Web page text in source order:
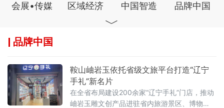
会展•传媒
区域经济 中国智造
品牌中国
一带一路
商业电讯
城市之声
县域经济
营商中国
新农村 科创中国
名医堂
﹀
品牌中国
鞍山岫岩玉依托省级文旅平台打造“辽宁
手礼”新名片
在全省布局建设200余家“辽宁手礼”门店，推动
岫岩玉雕文创产品进驻省内旅游景区、博物